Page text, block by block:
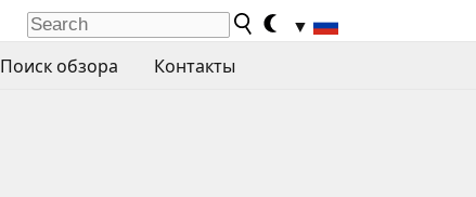
▼
Поиск обзора Контакты